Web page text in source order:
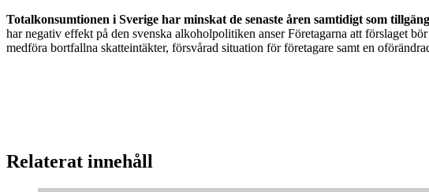
Totalkonsumtionen i Sverige har minskat de senaste åren samtidigt som
har negativ effekt på den svenska alkoholpolitiken anser Företagarna att förslaget
medföra bortfallna skatteintäkter, försvårad situation för företagare samt en
Relaterat innehåll